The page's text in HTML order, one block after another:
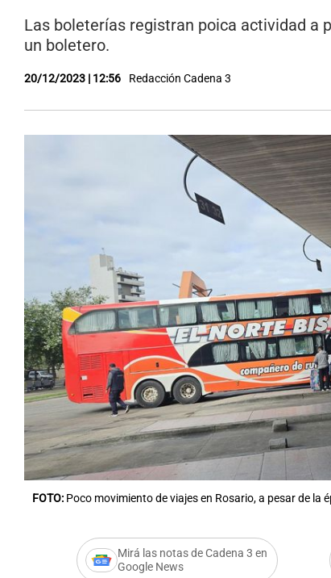
Las boleterías registran poica actividad a
un boletero.
20/12/2023 | 12:56 Redacción Cadena 3
FOTO: Poco movimiento de viajes en Rosario, a pesar de la
Mirá las notas de Cadena 3 en
Google News
Notas
Editorial
Notas
Mundial 2026